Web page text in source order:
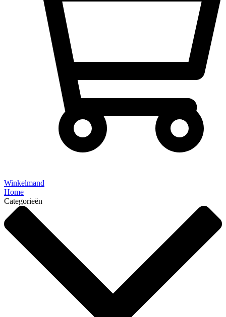
Winkelmand
Home
Categorieën